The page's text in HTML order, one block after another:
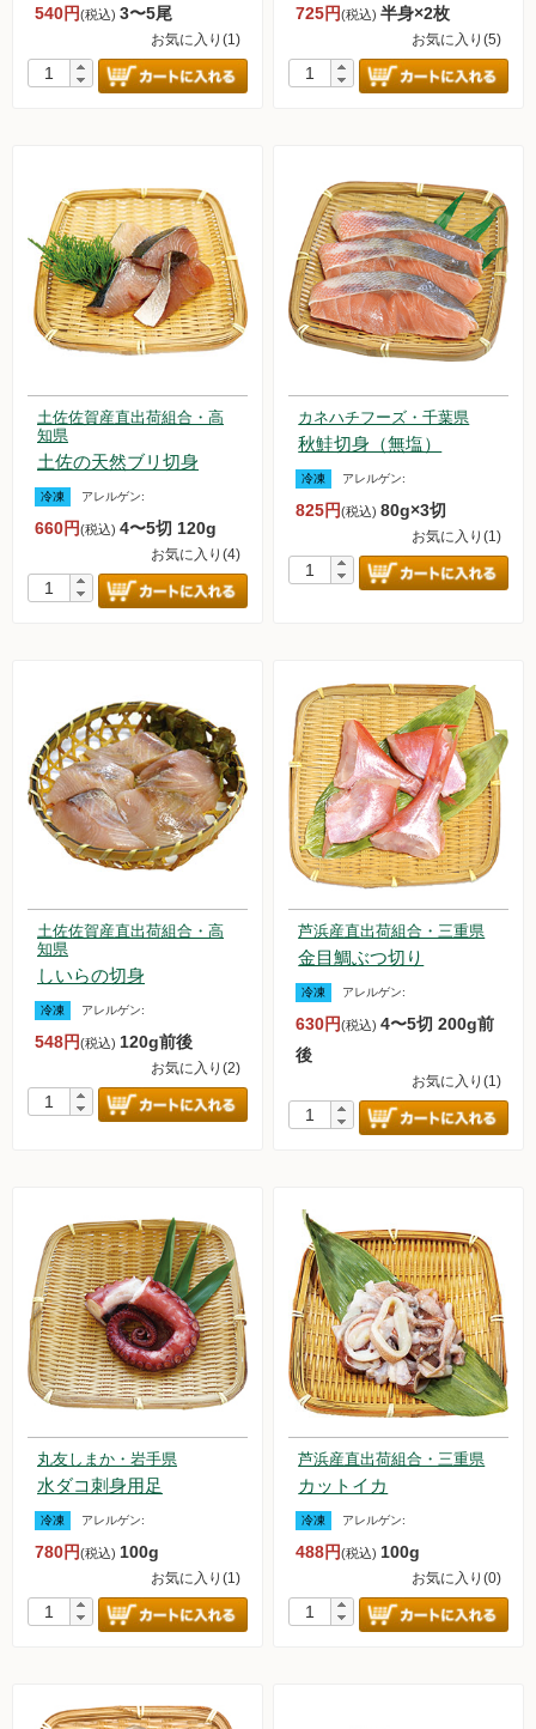
540円(税込) 3〜5尾
お気に入り(1)
725円(税込)半身×2枚
お気に入り(5)
土佐佐賀産直出荷組合・高
知県
土佐の天然ブリ切身
冷凍 アレルゲン:
660円(税込) 4〜5切 120g
お気に入り(4)
カネハチフーズ・千葉県
秋鮭切身（無塩）
冷凍 アレルゲン:
825円(税込)80g×3切
お気に入り(1)
土佐佐賀産直出荷組合・高
知県
しいらの切身
冷凍 アレルゲン:
548円(税込) 120g前後
お気に入り(2)
芦浜産直出荷組合・三重県
金目鯛ぶつ切り
冷凍 アレルゲン:
630円(税込)4〜5切 200g前
後
お気に入り(1)
丸友しまか・岩手県
水ダコ刺身用足
冷凍 アレルゲン:
780円(税込) 100g
お気に入り(1)
芦浜産直出荷組合・三重県
カットイカ
冷凍 アレルゲン:
488円(税込) 100g
お気に入り(0)